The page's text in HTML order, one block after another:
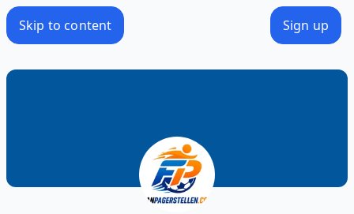
Skip to content Sign up